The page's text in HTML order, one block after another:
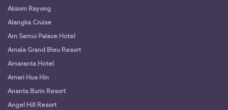
Aksorn Rayong
Alangka Cruise
Am Samui Palace Hotel
Amala Grand Bleu Resort
Amaranta Hotel
Amari Hua Hin
Ananta Burin Resort
Angel Hill Resort